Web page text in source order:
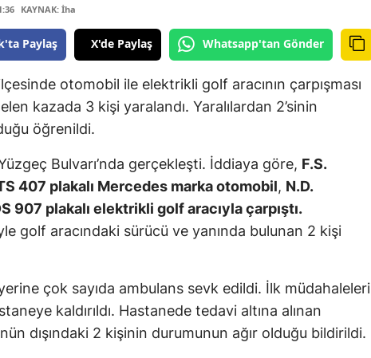
KAYNAK: İha
Paylaş X'de Paylaş Whatsapp'tan Gönder
otomobil ile elektrikli golf aracının çarpışması
kazada 3 kişi yaralandı. Yaralılardan 2’sinin
öğrenildi.
Bulvarı’nda gerçekleşti. İddiaya göre, F.S.
407 plakalı Mercedes marka otomobil, N.D.
907 plakalı elektrikli golf aracıyla çarpıştı.
golf aracındaki sürücü ve yanında bulunan 2 kişi
çok sayıda ambulans sevk edildi. İlk müdahaleleri
kaldırıldı. Hastanede tedavi altına alınan
dışındaki 2 kişinin durumunun ağır olduğu bildirildi.